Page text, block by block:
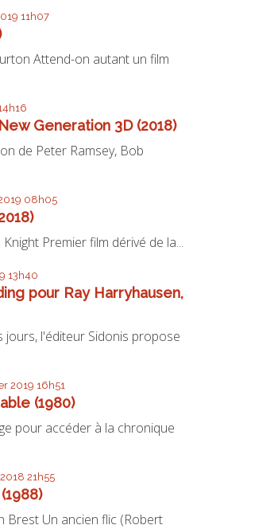
11h07
Attend-on autant un film
Generation 3D (2018)
de Peter Ramsey, Bob
08h05
Premier film dérivé de la...
13h40
pour Ray Harryhausen,
jours, l'éditeur Sidonis propose
2019 16h51
(1980)
pour accéder à la chronique
21h55
Brest Un ancien flic (Robert